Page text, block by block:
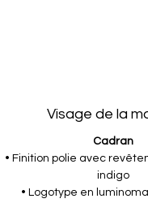
Visage de la
Cadran
• Finition polie avec
indigo
• Logotype en